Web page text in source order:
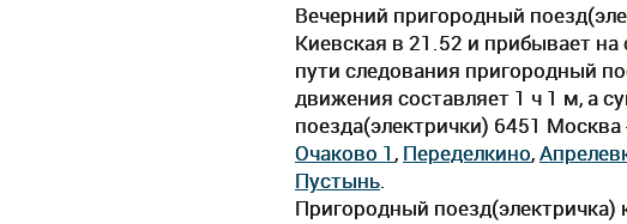
Вечерний пригородный
Киевская в 21.52 и прибывает
пути следования пригородный
движения составляет 1 ч 1 м, а
поезда(электрички) 6451
Очаково 1, Переделкино,
Пустынь.
Пригородный поезд(электричка)